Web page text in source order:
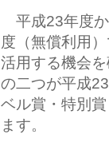
平成23年度か
度（無償利用
活用する機会
の二つが平成
ベル賞・特別
ます。